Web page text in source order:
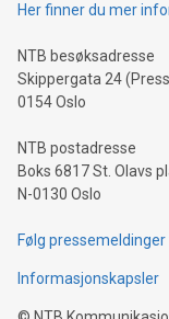
Her finner du mer
NTB besøksadresse
Skippergata 24
0154 Oslo
NTB postadresse
Boks 6817 St. Olavs
N-0130 Oslo
Følg
Informasjonskapsler